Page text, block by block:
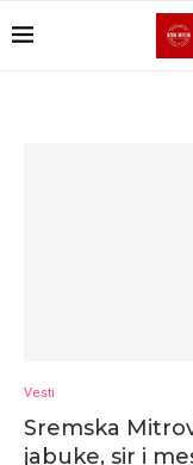
Vesti
Sremska
jabuke, sir i